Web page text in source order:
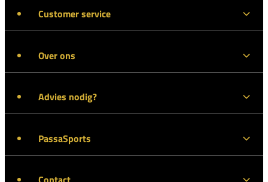
Customer service
Over ons
Advies nodig?
PassaSports